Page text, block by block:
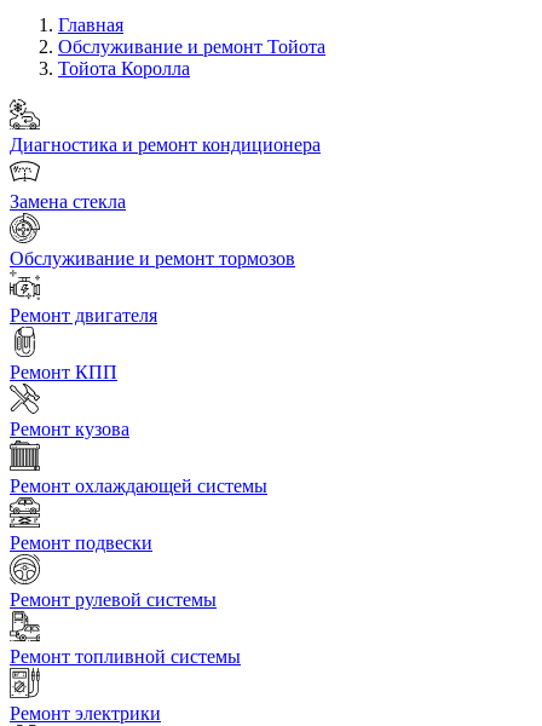
Главная
Обслуживание и ремонт Тойота
Тойота Королла
Диагностика и ремонт кондиционера
Замена стекла
Обслуживание и ремонт тормозов
Ремонт двигателя
Ремонт КПП
Ремонт кузова
Ремонт охлаждающей системы
Ремонт подвески
Ремонт рулевой системы
Ремонт топливной системы
Ремонт электрики